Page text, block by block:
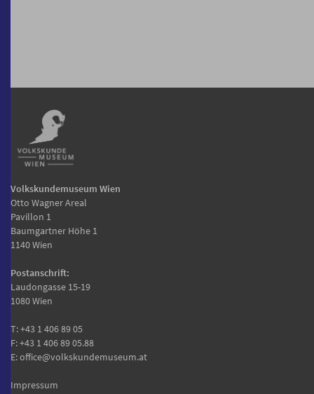
Volkskundemuseum Wien
Otto Wagner Areal
Pavillon 1
Baumgartner Höhe 1
1140 Wien
Postanschrift:
Laudongasse 15-19
1080 Wien
T:+43 1 406 89 05
F: +43 1 406 89 05.88
E:office@volkskundemuseum.at
Impressum